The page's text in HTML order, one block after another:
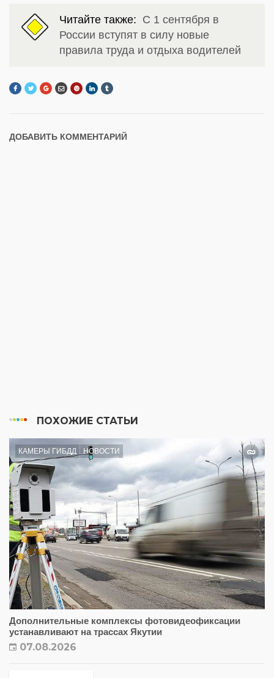
Читайте также: С 1 сентября в
России вступят в силу новые
правила труда и отдыха водителей
ДОБАВИТЬ КОММЕНТАРИЙ
ПОХОЖИЕ СТАТЬИ
КАМЕРЫ ГИБДД НОВОСТИ
Дополнительные комплексы фотовидеофиксации
устанавливают на трассах Якутии
07.08.2026